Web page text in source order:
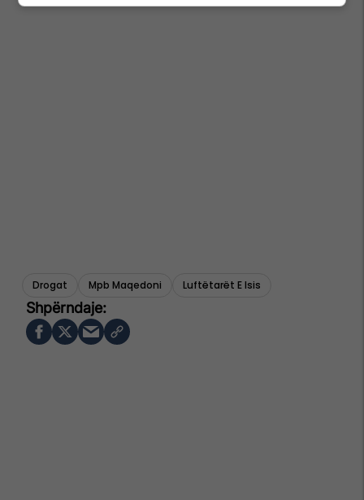
Drogat Mpb Maqedoni Luftëtarët E Isis